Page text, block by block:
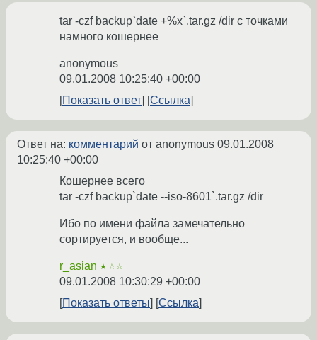
tar -czf backup`date +%x`.tar.gz /dir с точками
намного кошернее
anonymous
09.01.2008 10:25:40 +00:00
Показать ответ
Ссылка
Ответ на: комментарий от anonymous 09.01.2008
10:25:40 +00:00
Кошернее всего
tar -czf backup`date --iso-8601`.tar.gz /dir
Ибо по имени файла замечательно
сортируется, и вообще...
r_asian ★☆☆
09.01.2008 10:30:29 +00:00
Показать ответы
Ссылка